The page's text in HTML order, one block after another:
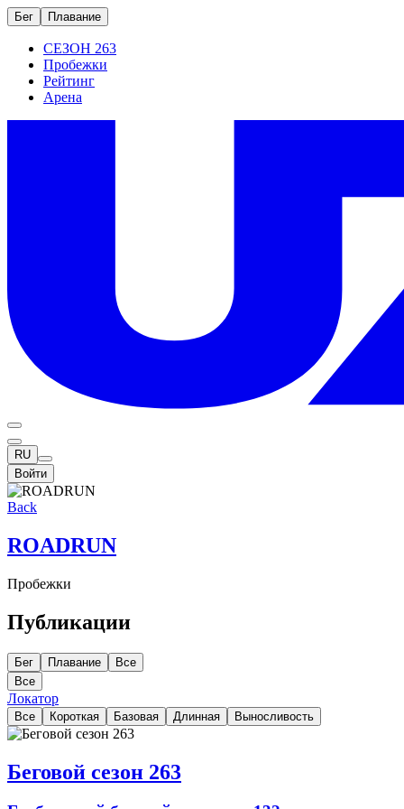
Бег Плавание
СЕЗОН 263
Пробежки
Рейтинг
Арена
RU
Войти
Back
ROADRUN
Пробежки
Публикации
Бег Плавание
Все
Все
Локатор
Все Короткая Базовая Длинная Выносливость
Беговой сезон 263